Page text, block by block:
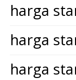
harga
harga
harga